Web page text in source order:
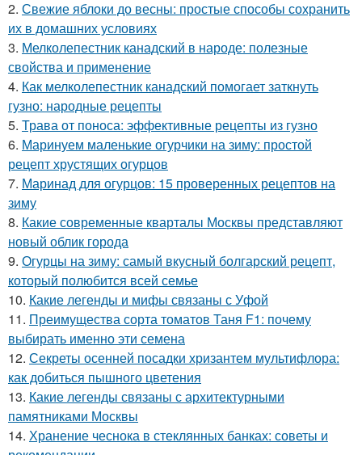
2. Свежие яблоки до весны: простые способы сохранить
их в домашних условиях
3. Мелколепестник канадский в народе: полезные
свойства и применение
4. Как мелколепестник канадский помогает заткнуть
гузно: народные рецепты
5. Трава от поноса: эффективные рецепты из гузно
6. Маринуем маленькие огурчики на зиму: простой
рецепт хрустящих огурцов
7. Маринад для огурцов: 15 проверенных рецептов на
зиму
8. Какие современные кварталы Москвы представляют
новый облик города
9. Огурцы на зиму: самый вкусный болгарский рецепт,
который полюбится всей семье
10. Какие легенды и мифы связаны с Уфой
11. Преимущества сорта томатов Таня F1: почему
выбирать именно эти семена
12. Секреты осенней посадки хризантем мультифлора:
как добиться пышного цветения
13. Какие легенды связаны с архитектурными
памятниками Москвы
14. Хранение чеснока в стеклянных банках: советы и